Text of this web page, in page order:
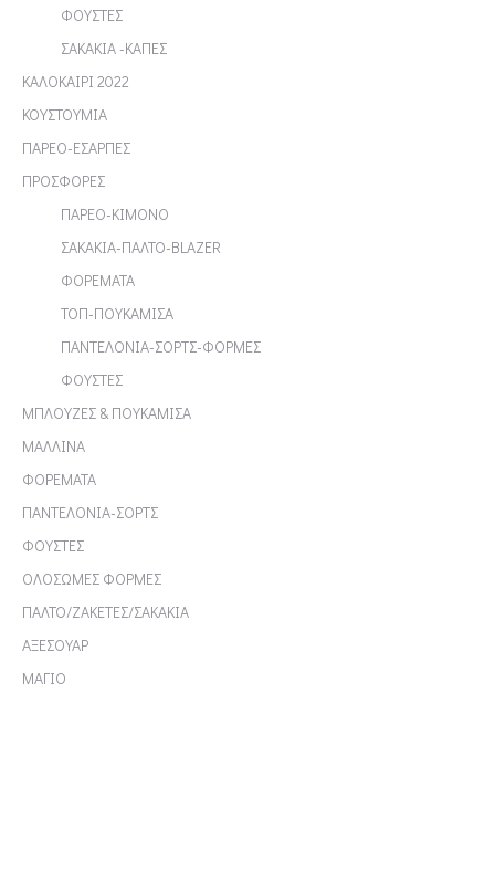
ΦΟΥΣΤΕΣ
ΣΑΚΑΚΙΑ -ΚΑΠΕΣ
ΚΑΛΟΚΑΙΡΙ 2022
ΚΟΥΣΤΟΥΜΙΑ
ΠΑΡΕΟ-ΕΣΑΡΠΕΣ
ΠΡΟΣΦΟΡΕΣ
ΠΑΡΕΟ-ΚΙΜΟΝΟ
ΣΑΚΑΚΙΑ-ΠΑΛΤΟ-BLAZER
ΦΟΡΕΜΑΤΑ
ΤΟΠ-ΠΟΥΚΑΜΙΣΑ
ΠΑΝΤΕΛΟΝΙΑ-ΣΟΡΤΣ-ΦΟΡΜΕΣ
ΦΟΥΣΤΕΣ
ΜΠΛΟΥΖΕΣ & ΠΟΥΚΑΜΙΣΑ
ΜΑΛΛΙΝΑ
ΦΟΡΕΜΑΤΑ
ΠΑΝΤΕΛΟΝΙΑ-ΣΟΡΤΣ
ΦΟΥΣΤΕΣ
ΟΛΟΣΩΜΕΣ ΦΟΡΜΕΣ
ΠΑΛΤΟ/ΖΑΚΕΤΕΣ/ΣΑΚΑΚΙΑ
ΑΞΕΣΟΥΑΡ
ΜΑΓΙΟ